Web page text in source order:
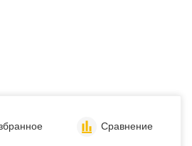
Сравнение